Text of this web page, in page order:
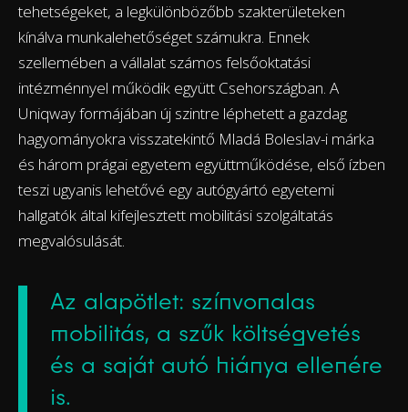
tehetségeket, a legkülönbözőbb szakterületeken
kínálva munkalehetőséget számukra. Ennek
szellemében a vállalat számos felsőoktatási
intézménnyel működik együtt Csehországban. A
Uniqway formájában új szintre léphetett a gazdag
hagyományokra visszatekintő Mladá Boleslav-i márka
és három prágai egyetem együttműködése, első ízben
teszi ugyanis lehetővé egy autógyártó egyetemi
hallgatók által kifejlesztett mobilitási szolgáltatás
megvalósulását.
Az alapötlet: színvonalas
mobilitás, a szűk költségvetés
és a saját autó hiánya ellenére
is.